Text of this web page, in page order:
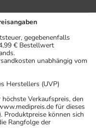
gegebenenfalls
€ Bestellwert
unabhängig vom
Herstellers (UVP)
höchste Verkaufspreis, den
für dieses
Produktpreise können sich
Rangfolge der